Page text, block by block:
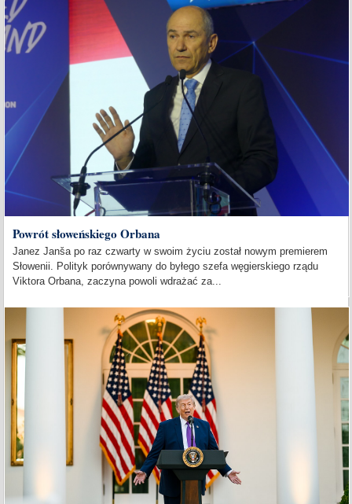
Powrót słoweńskiego Orbana
Janez Janša po raz czwarty w swoim życiu został nowym premierem
Słowenii. Polityk porównywany do byłego szefa węgierskiego rządu
Viktora Orbana, zaczyna powoli wdrażać za...